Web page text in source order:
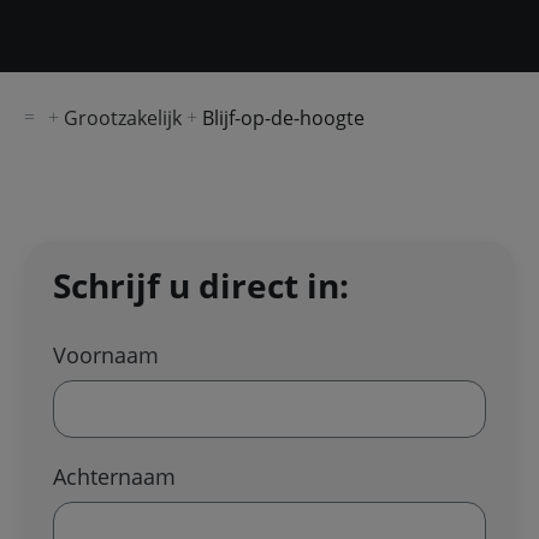
Grootzakelijk Blijf-op-de-hoogte
Schrijf u direct in:
Voornaam
Achternaam